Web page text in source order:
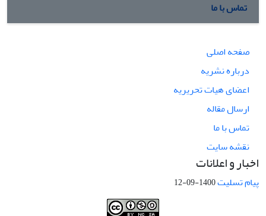
تماس با ما
صفحه اصلی
درباره نشریه
اعضای هیات تحریریه
ارسال مقاله
تماس با ما
نقشه سایت
اخبار و اعلانات
پیام تسلیت1400-09-12